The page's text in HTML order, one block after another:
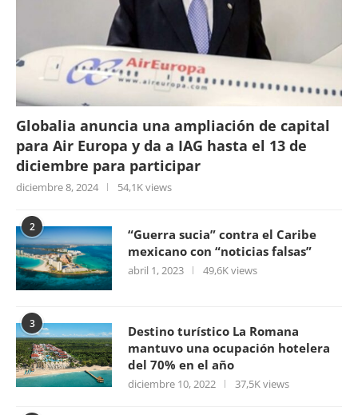
Globalia anuncia una ampliación de capital
para Air Europa y da a IAG hasta el 13 de
diciembre para participar
diciembre 8, 2024 54,1K views
2
“Guerra sucia” contra el Caribe
mexicano con “noticias falsas”
abril 1, 2023 49,6K views
3
Destino turístico La Romana
mantuvo una ocupación hotelera
del 70% en el año
diciembre 10, 2022 37,5K views